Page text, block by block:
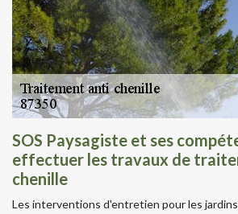
SOS Paysagiste et ses
effectuer les travaux de
chenille
Les interventions d'entretien pour les